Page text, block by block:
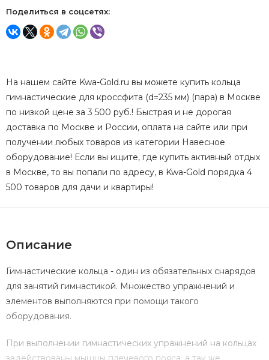
Поделиться в соцсетях:
На нашем сайте Kwa-Gold.ru вы можете купить кольца
гимнастические для кроссфита (d=235 мм) (пара) в Москве
по низкой цене за 3 500 руб.! Быстрая и не дорогая
доставка по Москве и России, оплата на сайте или при
получении любых товаров из категории Навесное
оборудование! Если вы ищите, где купить активный отдых
в Москве, то вы попали по адресу, в Kwa-Gold порядка 4
500 товаров для дачи и квартиры!
Описание
Гимнастические кольца - один из обязательных снарядов
для занятий гимнастикой. Множество упражнений и
элементов выполняются при помощи такого
оборудования.
При выполнении гимнастических упражнений на кольцах